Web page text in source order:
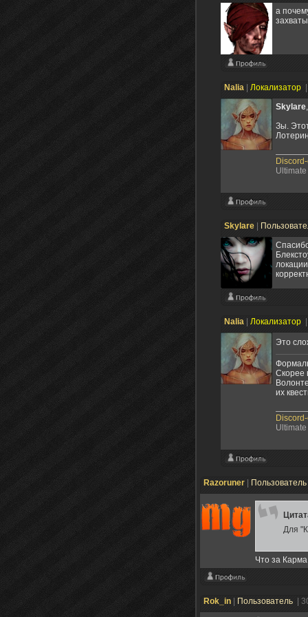
а
Nalia Локализатор
Skylare
Зы.
Skylare
Nalia Локализатор
Это
Скорее
их
Razoruner Пользователь
Для
Что за
Rok_in Пользователь
|